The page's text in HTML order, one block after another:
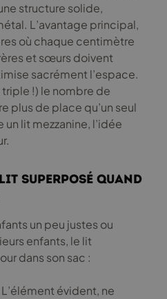
structure solide,
L’avantage principal,
où chaque centimètre
et sœurs doivent
sacrément l’espace.
!) le nombre de
plus de place qu’un seul
lit mezzanine, l’idée
superposé quand
un peu justes ou
enfants, le lit
dans son sac :
L’élément évident, ne